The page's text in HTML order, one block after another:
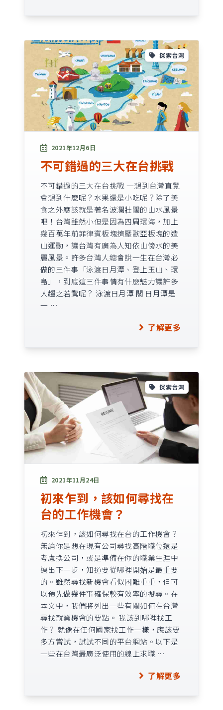
探索台灣
2021年12月6日
不可錯過的三大在台挑戰
不可錯過的三大在台挑戰 一想到台灣直覺
會想到什麼呢？水果還是小吃呢？除了美
食之外應該就是著名波瀾壯闊的山水風景
吧！台灣雖然小但是因為四周環海，加上
幾百萬年前菲律賓板塊擠壓歐亞板塊的造
山運動，讓台灣有廣為人知依山傍水的美
麗風景。許多台灣人總會說一生在台灣必
做的三件事「泳渡日月潭、登上玉山、環
島」，到底這三件事情有什麼魅力讓許多
人趨之若鶩呢？ 泳渡日月潭 關 日月潭是
一 …
了解更多
探索台灣
2021年11月24日
初來乍到，該如何尋找在
台的工作機會？
初來乍到，該如何尋找在台的工作機會？
無論你是想在現有公司尋找高階職位還是
考慮換公司，或是準備在你的職業生涯中
邁出下一步，知道要從哪裡開始是最重要
的。雖然尋找新機會看似困難重重，但可
以預先做幾件事確保較有效率的搜尋。在
本文中，我們將列出一些有關如何在台灣
尋找就業機會的要點。 我該到哪裡找工
作？ 就像在任何國家找工作一樣，應該要
多方嘗試，試試不同的平台網站。以下是
一些在台灣最廣泛使用的線上求職 …
了解更多